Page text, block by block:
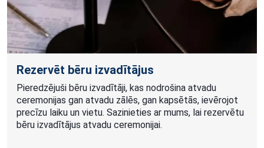
Rezervēt bēru izvadītājus
Pieredzējuši bēru izvadītāji, kas nodrošina atvadu
ceremonijas gan atvadu zālēs, gan kapsētās, ievērojot
precīzu laiku un vietu. Sazinieties ar mums, lai rezervētu
bēru izvadītājus atvadu ceremonijai.